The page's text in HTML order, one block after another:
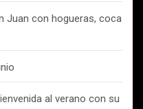
Juan con hogueras, coca
al verano con su